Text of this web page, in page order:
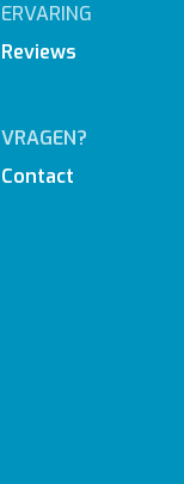
ERVARING
Reviews
VRAGEN?
Contact